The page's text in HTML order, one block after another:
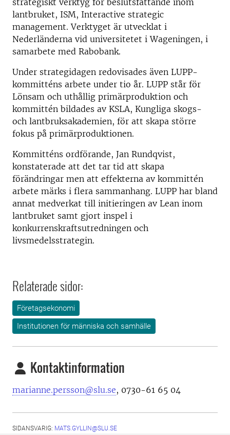
strategiskt verktyg för beslutsfattande inom
lantbruket, ISM, Interactive strategic
management. Verktyget är utvecklat i
Nederländerna vid universitetet i Wageningen, i
samarbete med Rabobank.
Under strategidagen redovisades även LUPP-
kommitténs arbete under tio år. LUPP står för
Lönsam och uthållig primärproduktion och
kommittén bildades av KSLA, Kungliga skogs-
och lantbruksakademien, för att skapa större
fokus på primärproduktionen.
Kommitténs ordförande, Jan Rundqvist,
konstaterade att det tar tid att skapa
förändringar men att effekterna av kommittén
arbete märks i flera sammanhang. LUPP har bland
annat medverkat till initieringen av Lean inom
lantbruket samt gjort inspel i
konkurrenskraftsutredningen och
livsmedelsstrategin.
Relaterade sidor:
Företagsekonomi
Institutionen för människa och samhälle
Kontaktinformation
marianne.persson@slu.se, 0730-61 65 04
SIDANSVARIG: MATS.GYLLIN@SLU.SE